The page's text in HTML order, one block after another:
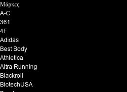
Μάρκες
A-C
361
4F
Adidas
Best Body
Athletica
Altra Running
Blackroll
BiotechUSA